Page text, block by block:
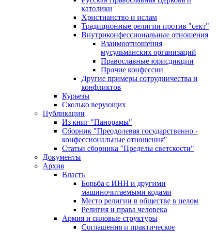
католики
Христианство и ислам
Традиционные религии против "сект"
Внутриконфессиональные отношения
Взаимоотношения
мусульманских организаций
Православные юрисдикции
Прочие конфессии
Другие примеры сотрудничества и
конфликтов
Курьезы
Сколько верующих
Публикации
Из книг "Панорамы"
Сборник "Преодолевая государственно -
конфессиональные отношения"
Статьи сборника "Пределы светскости"
Документы
Архив
Власть
Борьба с ИНН и другими
машиночитаемыми кодами
Место религии в обществе в целом
Религия и права человека
Армия и силовые структуры
Соглашения и практическое